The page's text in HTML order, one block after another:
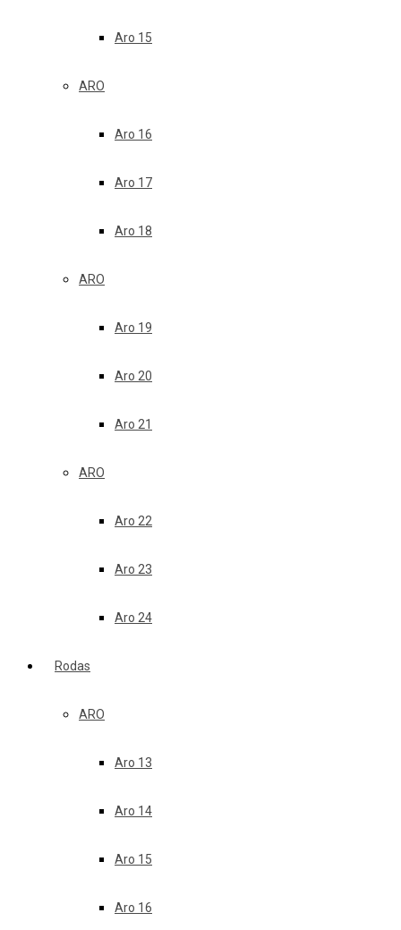
Aro 15
ARO
Aro 16
Aro 17
Aro 18
ARO
Aro 19
Aro 20
Aro 21
ARO
Aro 22
Aro 23
Aro 24
Rodas
ARO
Aro 13
Aro 14
Aro 15
Aro 16